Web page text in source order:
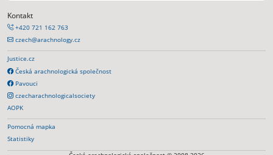
Kontakt
+420 721 162 763
czech@arachnology.cz
Justice.cz
Česká arachnologická společnost
Pavouci
czecharachnologicalsociety
AOPK
Pomocná mapka
Statistiky